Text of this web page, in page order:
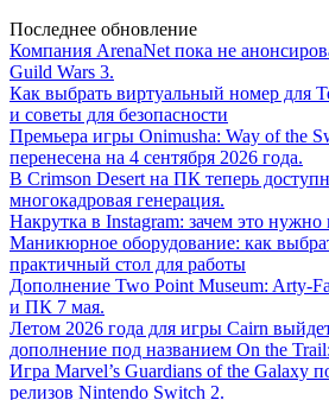
Последнее обновление
Компания ArenaNet пока не
Guild Wars 3.
Как выбрать виртуальный номер для
и советы для безопасности
Премьера игры Onimusha: Way of the
перенесена на 4 сентября 2026 года.
В Crimson Desert на ПК теперь
многокадровая генерация.
Накрутка в Instagram: зачем это нужно
Маникюрное оборудование: как
практичный стол для работы
Дополнение Two Point Museum: Arty-
и ПК 7 мая.
Летом 2026 года для игры Cairn
дополнение под названием On the
Игра Marvel’s Guardians of the Galaxy
релизов Nintendo Switch 2.